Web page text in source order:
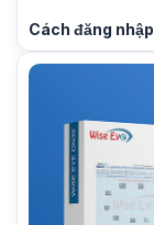
Cách đăng